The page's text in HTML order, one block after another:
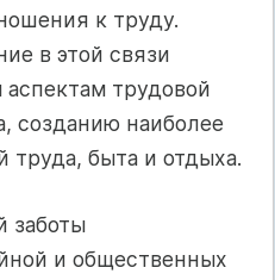
к труду.
в этой связи
трудовой
созданию наиболее
труда, быта и отдыха.
заботы
и общественных